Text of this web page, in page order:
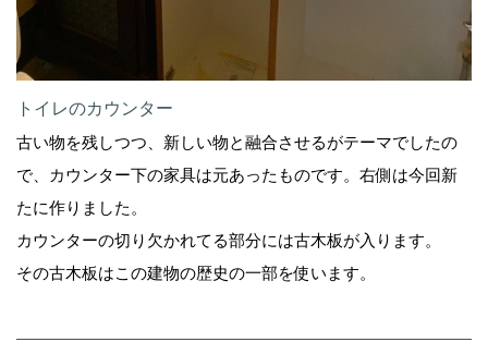
トイレのカウンター
古い物を残しつつ、新しい物と融合させるがテーマでしたの
で、カウンター下の家具は元あったものです。右側は今回新
たに作りました。
カウンターの切り欠かれてる部分には古木板が入ります。
その古木板はこの建物の歴史の一部を使います。